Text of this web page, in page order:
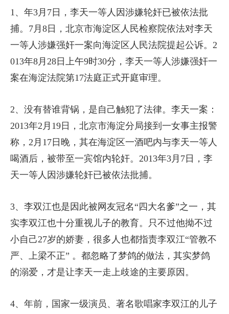
1、年3月7日，李天一等人因涉嫌轮奸已被依法批
捕。7月8日，北京市海淀区人民检察院依法对李天
一等人涉嫌强奸一案向海淀区人民法院提起公诉。2
013年8月28日上午9时30分，李天一等人涉嫌强奸一
案在海淀法院第17法庭正式开庭审理。
2、没有替谁背锅，是自己触犯了法律。李天一案：
2013年2月19日，北京市海淀分局接到一女事主报警
称，2月17日晚，其在海淀区一酒吧内与李天一等人
喝酒后，被带至一宾馆内轮奸。2013年3月7日，李
天一等人因涉嫌轮奸已被依法批捕。
3、李双江也是因此被网友冠名“四大名爹”之一，其
实李双江也十分重视儿子的教育。只不过他拗不过
小自己27岁的娇妻，很多人也都指责李双江“管教不
严、上梁不正” 。都忽略了梦鸽的做法，其实梦鸽
的溺爱，才是让李天一走上歧途的主要原因。
4、年前，国家一级演员、著名歌唱家李双江的儿子